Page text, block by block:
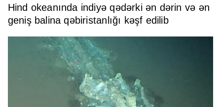
Hind okeanında indiyə qədərki ən dərin və ən
geniş balina qəbiristanlığı kəşf edilib